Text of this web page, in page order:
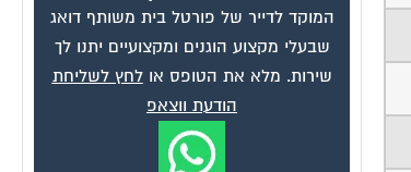
המוקד לדייר של פורטל בית משותף דואג
שבעלי מקצוע הוגנים ומקצועיים יתנו לך
שירות. מלא את הטופס אולחץ לשליחת
הודעת ווצאפ